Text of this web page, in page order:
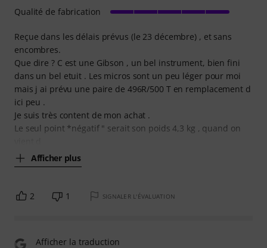
Reçue dans les délais prévus (le 23 décembre) , et sans
encombres.
Que dire ? C est une Gibson , un bel instrument, bien fini
dans un bel etuit . Les micros sont un peu léger pour moi
mais j ai prévu une paire de 496R/500 T en remplacement d
ici peu .
Je suis très content de mon achat .
Le seul point *négatif " serait son poids 4,3 kg , quand on
Afficher plus
Qualité de fabrication
2 1 SIGNALER L'ÉVALUATION
Afficher la traduction